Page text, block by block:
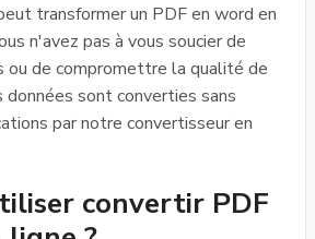
transformer un PDF en word en
n'avez pas à vous soucier de
ou de compromettre la qualité de
données sont converties sans
par notre convertisseur en
convertir PDF